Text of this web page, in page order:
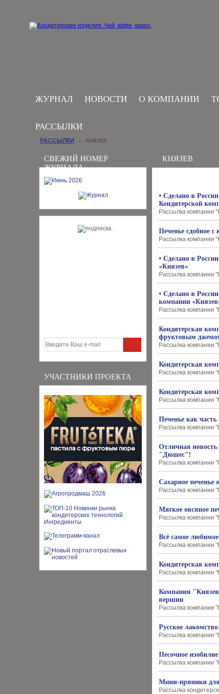
ЖУРНАЛ НОВОСТИ О КОМПАНИИ
РАССЫЛКИ
СВЕЖИЙ НОМЕР
ЖУРНАЛА
УЧАСТНИКИ ПРОЕКТА
РАССЫЛКИ › КНЯЗЕВ
КНЯЗЕВ
• Сделано в
Кондитерской
Рассылка компании
Печенье сдобное
Рассылка компании
• Сделано в
«Князев»
Рассылка компании
• Сделано в
компании
Рассылка компании
Кондитерская
фруктовым
Рассылка компании
Кондитерская
Рассылка компании
Кондитерская
Рассылка компании
Печенье как
Рассылка компании
Отличная
"Дюшес"!
Рассылка компании
Сахарное
Рассылка компании
Мягкое овсяное
Рассылка компании
Всё самое
Рассылка компании
Кондитерская
Рассылка компании
Компания
вершин
Рассылка компании
Русское
Рассылка компании
Песочное
Рассылка компании
Мини-пряники для
Рассылка